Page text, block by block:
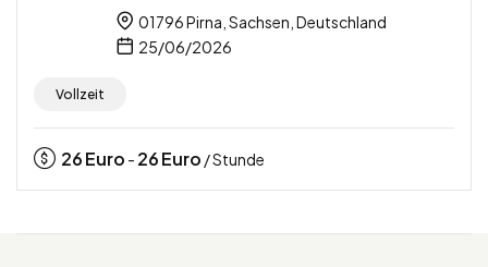
01796 Pirna, Sachsen, Deutschland
25/06/2026
Vollzeit
26Euro - 26Euro / Stunde